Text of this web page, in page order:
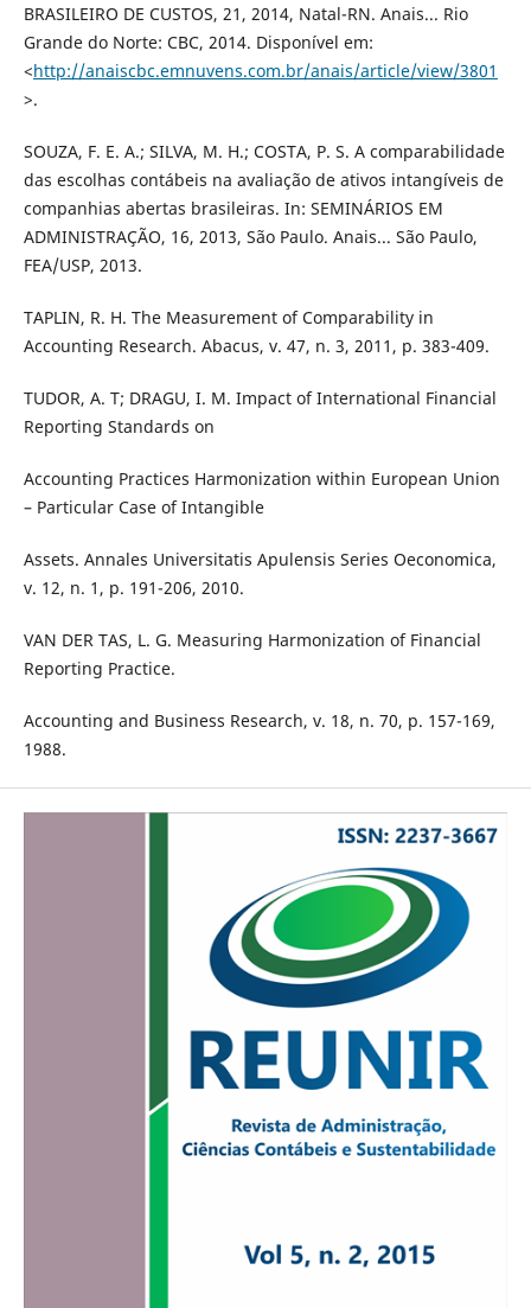
BRASILEIRO DE CUSTOS, 21, 2014, Natal-RN. Anais... Rio
Grande do Norte: CBC, 2014. Disponível em:
<http://anaiscbc.emnuvens.com.br/anais/article/view/3801
>.
SOUZA, F. E. A.; SILVA, M. H.; COSTA, P. S. A comparabilidade
das escolhas contábeis na avaliação de ativos intangíveis de
companhias abertas brasileiras. In: SEMINÁRIOS EM
ADMINISTRAÇÃO, 16, 2013, São Paulo. Anais... São Paulo,
FEA/USP, 2013.
TAPLIN, R. H. The Measurement of Comparability in
Accounting Research. Abacus, v. 47, n. 3, 2011, p. 383-409.
TUDOR, A. T; DRAGU, I. M. Impact of International Financial
Reporting Standards on
Accounting Practices Harmonization within European Union
– Particular Case of Intangible
Assets. Annales Universitatis Apulensis Series Oeconomica,
v. 12, n. 1, p. 191-206, 2010.
VAN DER TAS, L. G. Measuring Harmonization of Financial
Reporting Practice.
Accounting and Business Research, v. 18, n. 70, p. 157-169,
1988.